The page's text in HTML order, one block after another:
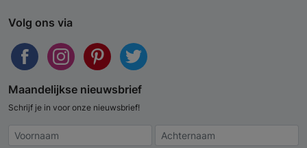
Volg ons via
Maandelijkse nieuwsbrief
Schrijf je in voor onze nieuwsbrief!